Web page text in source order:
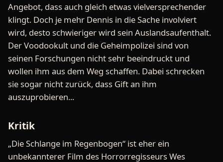
Angebot, dass auch gleich etwas vielversprechender
klingt. Doch je mehr Dennis in die Sache involviert
wird, desto schwieriger wird sein Auslandsaufenthalt.
Der Voodookult und die Geheimpolizei sind von
seinen Forschungen nicht sehr beeindruckt und
wollen ihm aus dem Weg schaffen. Dabei schrecken
sie sogar nicht zurück, dass Gift an ihm
auszuprobieren...
Kritik
„Die Schlange im Regenbogen“ ist eher ein
unbekannterer Film des Horrorregisseurs Wes